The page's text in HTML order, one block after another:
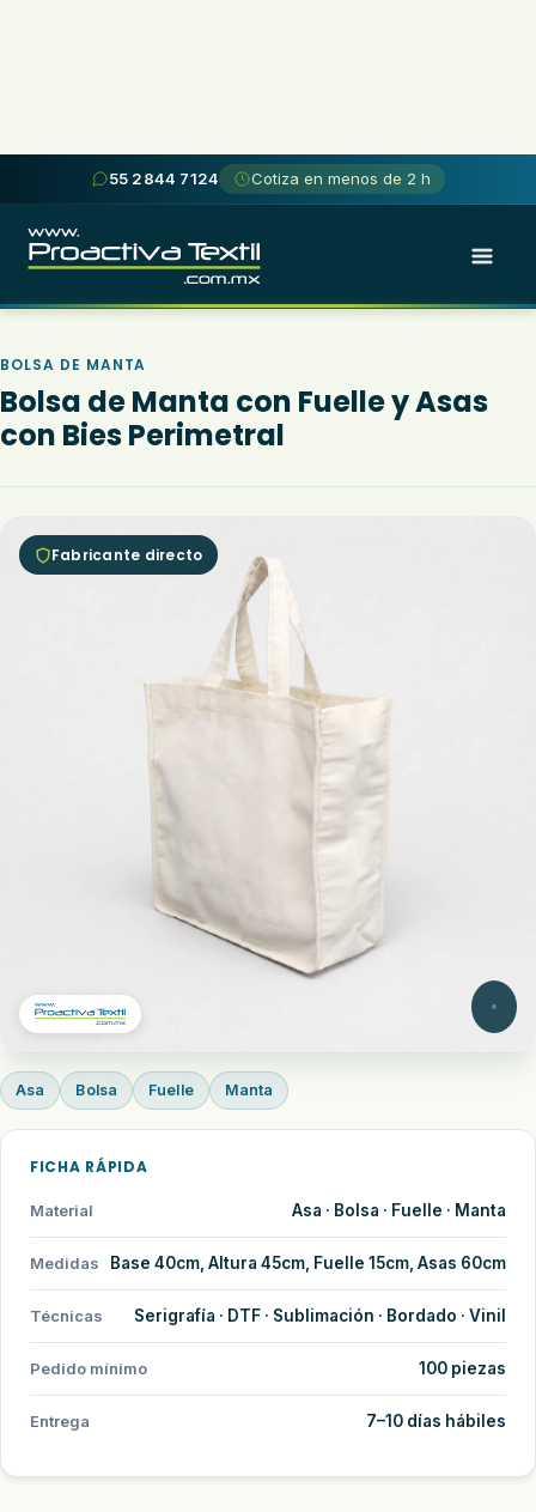
content
55 2844 7124 Cotiza en menos de 2 h
BOLSA DE MANTA
Bolsa de Manta con Fuelle y Asas
con Bies Perimetral
Fabricante directo
Asa Bolsa Fuelle Manta
FICHA RÁPIDA
Material Asa · Bolsa · Fuelle · Manta
Medidas Base 40cm, Altura 45cm, Fuelle 15cm, Asas 60cm
Técnicas Serigrafía · DTF · Sublimación · Bordado · Vinil
Pedido mínimo 100 piezas
Entrega 7–10 días hábiles